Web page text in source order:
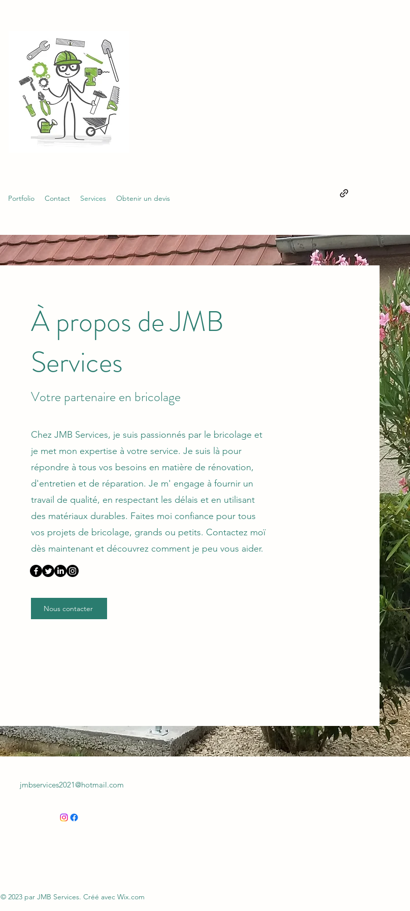
Portfolio Contact Services Obtenir un devis
À propos de JMB
Services
Votre partenaire en bricolage
Chez JMB Services, je suis passionnés par le bricolage et
je met mon expertise à votre service. Je suis là pour
répondre à tous vos besoins en matière de rénovation,
d'entretien et de réparation. Je m' engage à fournir un
travail de qualité, en respectant les délais et en utilisant
des matériaux durables. Faites moi confiance pour tous
vos projets de bricolage, grands ou petits. Contactez moï
dès maintenant et découvrez comment je peu vous aider.
Nous contacter
jmbservices2021@hotmail.com
© 2023 par JMB Services. Créé avec Wix.com